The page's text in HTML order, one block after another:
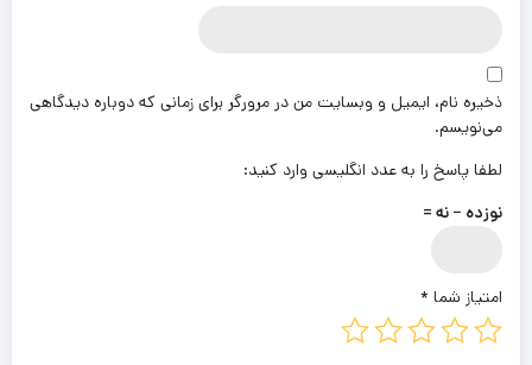
ذخیره نام، ایمیل و وبسایت من در مرورگر برای زمانی که دوباره دیدگاهی
می‌نویسم.
لطفا پاسخ را به عدد انگلیسی وارد کنید:
نوزده − نه =
امتیاز شما *